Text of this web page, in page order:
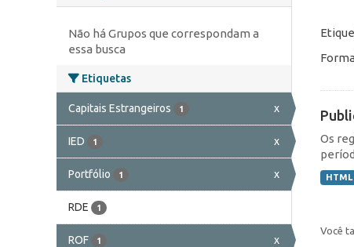
Não há Grupos que correspondam a
essa busca
Etiquetas
Capitais Estrangeiros 1 x
IED 1 x
Portfólio 1 x
RDE 1
ROF 1 x
Os
HTML
Você